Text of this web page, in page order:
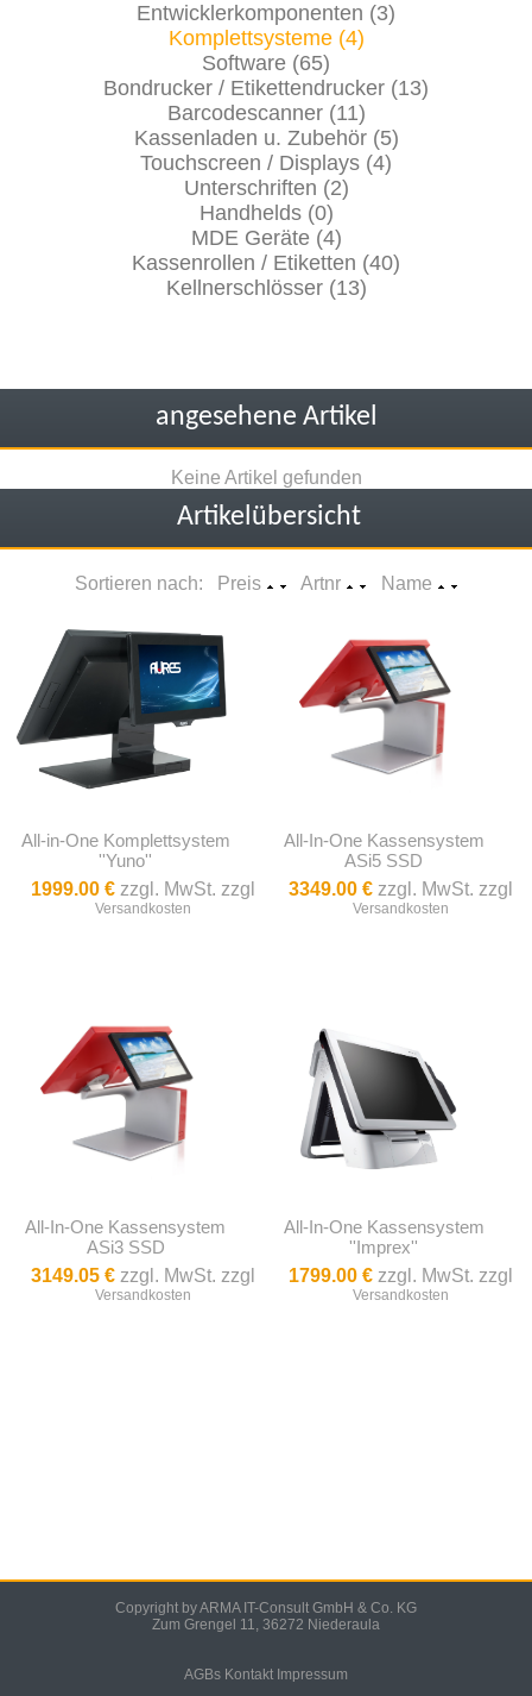
Entwicklerkomponenten (3)
Komplettsysteme (4)
Software (65)
Bondrucker / Etikettendrucker (13)
Barcodescanner (11)
Kassenladen u. Zubehör (5)
Touchscreen / Displays (4)
Unterschriften (2)
Handhelds (0)
MDE Geräte (4)
Kassenrollen / Etiketten (40)
Kellnerschlösser (13)
angesehene Artikel
Keine Artikel gefunden
Artikelübersicht
Sortieren nach: Preis Artnr Name
All-in-One Komplettsystem
''Yuno''
1999.00 €zzgl. MwSt. zzgl
Versandkosten
All-In-One Kassensystem
ASi5 SSD
3349.00 € zzgl. MwSt. zzgl
Versandkosten
All-In-One Kassensystem
ASi3 SSD
3149.05 €zzgl. MwSt. zzgl
Versandkosten
All-In-One Kassensystem
''Imprex''
1799.00 € zzgl. MwSt. zzgl
Versandkosten
Copyright by ARMA IT-Consult GmbH & Co. KG
Zum Grengel 11, 36272 Niederaula
AGBs Kontakt Impressum